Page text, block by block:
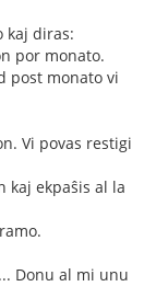
kaj diras:
por monato.
post monato vi
Vi povas restigi
kaj ekpaŝis al la
Donu al mi unu